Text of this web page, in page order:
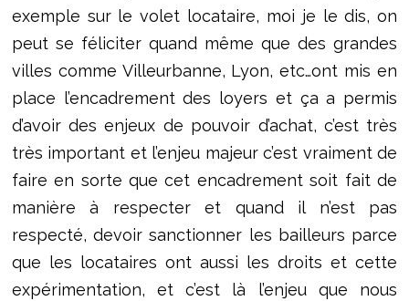
exemple sur le volet locataire, moi je le dis, on
peut se féliciter quand même que des grandes
villes comme Villeurbanne, Lyon, etc…ont mis en
place l’encadrement des loyers et ça a permis
d’avoir des enjeux de pouvoir d’achat, c’est très
très important et l’enjeu majeur c’est vraiment de
faire en sorte que cet encadrement soit fait de
manière à respecter et quand il n’est pas
respecté, devoir sanctionner les bailleurs parce
que les locataires ont aussi les droits et cette
expérimentation, et c’est là l’enjeu que nous